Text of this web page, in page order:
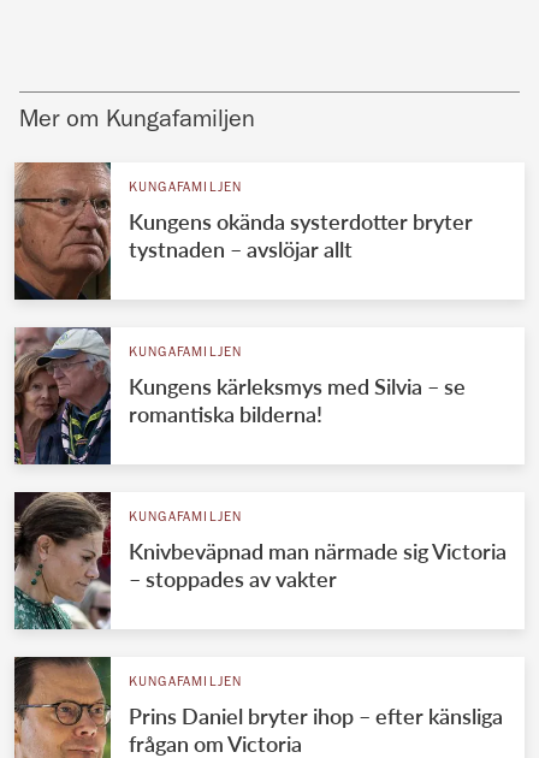
Mer om Kungafamiljen
KUNGAFAMILJEN
Kungens okända systerdotter bryter
tystnaden – avslöjar allt
KUNGAFAMILJEN
Kungens kärleksmys med Silvia – se
romantiska bilderna!
KUNGAFAMILJEN
Knivbeväpnad man närmade sig Victoria
– stoppades av vakter
KUNGAFAMILJEN
Prins Daniel bryter ihop – efter känsliga
frågan om Victoria